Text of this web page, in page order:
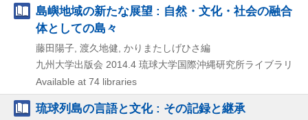
島嶼地域の新たな展望 : 自然・文化・社会の融合
体としての島々
藤田陽子, 渡久地健, かりまたしげひさ編
九州大学出版会 2014.4 琉球大学国際沖縄研究所ライブラリ
Available at 74 libraries
琉球列島の言語と文化 : その記録と継承